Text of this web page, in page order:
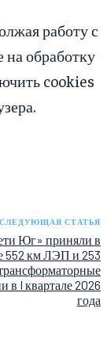
работу с
на обработку
cookies
СЛЕДУЮЩАЯ СТАТЬЯ
Юг» приняли в
552 км ЛЭП и 253
в I квартале 2026
года